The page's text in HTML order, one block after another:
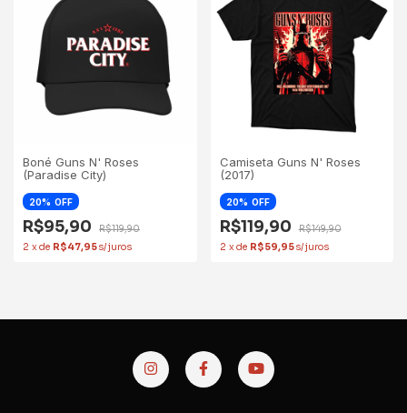
Boné Guns N' Roses
(Paradise City)
20 OFF
R$95,90
R$119,90
2 x de R$47,95
Camiseta Guns N' Roses
(2017)
20 OFF
R$119,90
R$149,90
2 x de R$59,95